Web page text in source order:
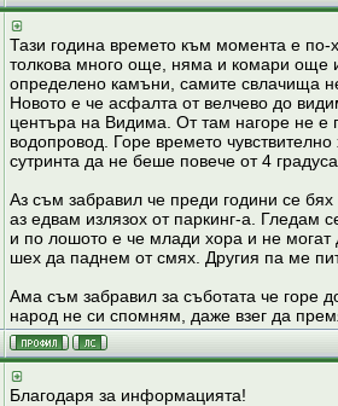
Тази година времето към момента е по-
толкова много още, няма и комари още
определено камъни, самите свлачища
Новото е че асфалта от велчево до
центъра на Видима. От там нагоре не е
водопровод. Горе времето
сутринта да не беше повече от 4
Аз съм забравил че преди години се
аз едвам излязох от паркинг-а. Гледам
и по лошото е че млади хора и не могат
шех да паднем от смях. Другия па ме
Ама съм забравил за съботата че горе
народ не си спомням, даже взег да
Благодаря за информацията!